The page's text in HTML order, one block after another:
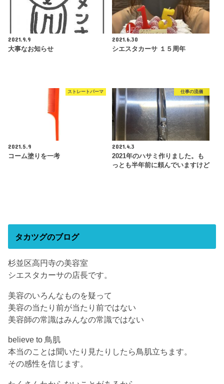
2021.9.9
大事なお知らせ
2021.6.30
シエスタカーサ １５周年
ストレートパーマ
2021.5.9
コーム塗りを一考
仕事の流儀
2021.4.3
2021年のハサミ作りました。も
っとも半年前に頼んでいますけど
タカツグのブログ
杉並区高円寺の美容室
シエスタカーサの店長です。
美容のいろんなものを疑って
美容の当たり前が当たり前ではない
美容師の常識はみんなの常識ではない
believe to 鳥肌
本当のことは聞いたり見たりしたら鳥肌立ちます。
その感性を信じます。